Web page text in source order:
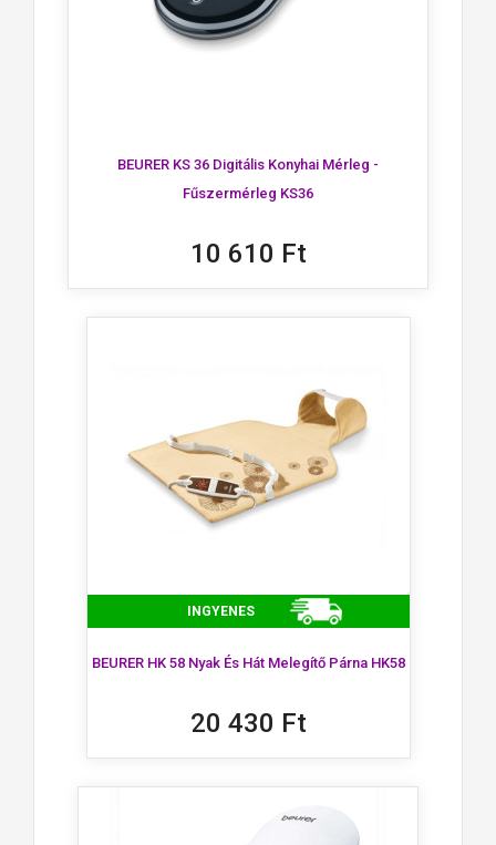
BEURER KS 36 Digitális Konyhai Mérleg -
Fűszermérleg KS36
10 610 Ft
INGYENES
BEURER HK 58 Nyak És Hát Melegítő Párna HK58
20 430 Ft